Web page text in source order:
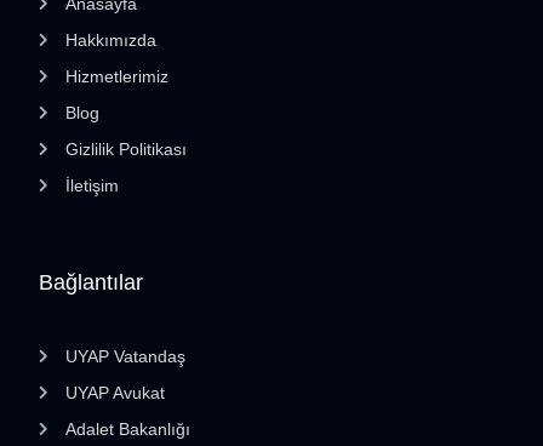
Bağlantılar
UYAP Vatandaş
UYAP Avukat
Adalet Bakanlığı
Anasayfa
Hakkımızda
Hizmetlerimiz
Blog
Gizlilik Politikası
İletişim